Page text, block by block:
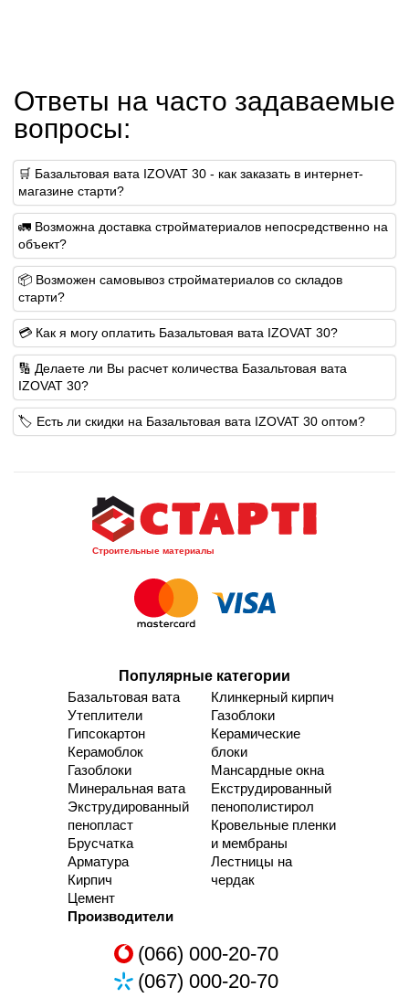
Ответы на часто задаваемые
вопросы:
🛒 Базальтовая вата IZOVAT 30 - как заказать в интернет-
магазине старти?
🚛 Возможна доставка стройматериалов непосредственно на
объект?
📦 Возможен самовывоз стройматериалов со складов
старти?
💳 Как я могу оплатить Базальтовая вата IZOVAT 30?
🔢 Делаете ли Вы расчет количества Базальтовая вата
IZOVAT 30?
🏷️ Есть ли скидки на Базальтовая вата IZOVAT 30 оптом?
Строительные материалы
Популярные категории
Базальтовая вата
Утеплители
Гипсокартон
Керамоблок
Газоблоки
Минеральная вата
Экструдированный
пенопласт
Брусчатка
Арматура
Кирпич
Цемент
Клинкерный кирпич
Газоблоки
Керамические
блоки
Мансардные окна
Екструдированный
пенополистирол
Кровельные пленки
и мембраны
Лестницы на
чердак
Производители
(066) 000-20-70
(067) 000-20-70